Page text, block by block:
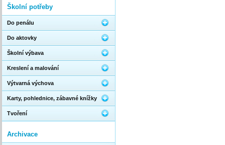
Školní potřeby
Do penálu
Do aktovky
Školní výbava
Kreslení a malování
Výtvarná výchova
Karty, pohlednice, zábavné knížky
Tvoření
Archivace